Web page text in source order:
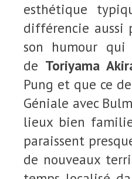
esthétique
différencie aussi
son humour
de Toriyama
Pung et que ce
Géniale avec
lieux bien
paraissent
de nouveaux